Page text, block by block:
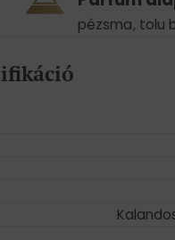
pézsma, tolu